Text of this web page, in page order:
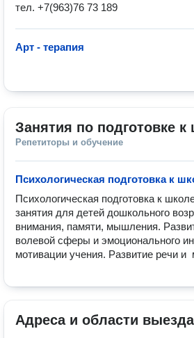
тел. +7(963)76 73 189
Арт - терапия
Занятия по подготовке к
Репетиторы и обучение
Психологическая подготовка к
Психологическая подготовка к
занятия для детей дошкольного
внимания, памяти, мышления.
волевой сферы и эмоционального
мотивации учения. Развитие речи и
Адреса и области выезда